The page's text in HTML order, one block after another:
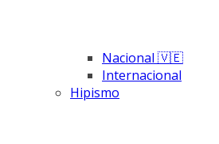
Nacional 🇻🇪
Internacional
Hipismo